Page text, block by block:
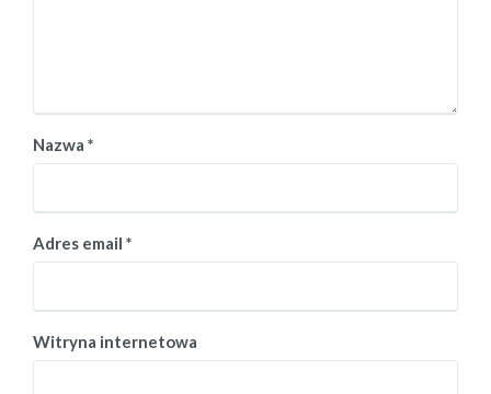
Nazwa *
Adres email *
Witryna internetowa